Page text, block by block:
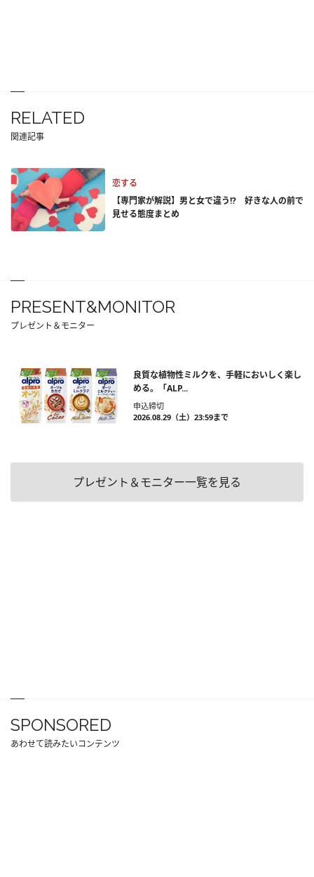
RELATED
関連記事
恋する
【専門家が解説】男と女で違う!? 好きな人の前で
見せる態度まとめ
PRESENT&MONITOR
プレゼント＆モニター
良質な植物性ミルクを、手軽においしく楽し
める。「ALP...
申込締切
2026.08.29（土）23:59まで
プレゼント＆モニター一覧を見る
SPONSORED
あわせて読みたいコンテンツ